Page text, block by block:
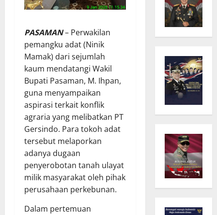
PASAMAN– Perwakilan
pemangku adat (Ninik
Mamak) dari sejumlah
kaum mendatangi Wakil
Bupati Pasaman, M. Ihpan,
guna menyampaikan
aspirasi terkait konflik
agraria yang melibatkan PT
Gersindo. Para tokoh adat
tersebut melaporkan
adanya dugaan
penyerobotan tanah ulayat
milik masyarakat oleh pihak
perusahaan perkebunan.
Dalam pertemuan